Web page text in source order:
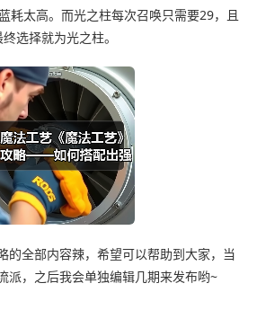
耗太高。而光之柱每次召唤只需要29，且
选择就为光之柱。
的全部内容辣，希望可以帮助到大家，当
派，之后我会单独编辑几期来发布哟~